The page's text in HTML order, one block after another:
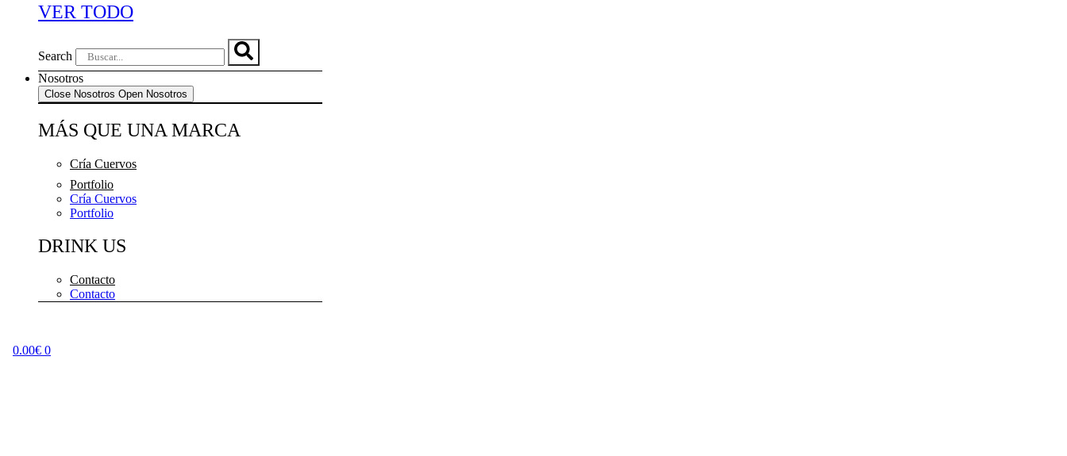
VER TODO
Search
Nosotros
Close Nosotros Open Nosotros
MÁS QUE UNA MARCA
Cría Cuervos
Portfolio
Cría Cuervos
Portfolio
DRINK US
Contacto
Contacto
0.00€ 0